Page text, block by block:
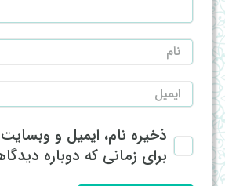
ذخیره نام، ایمیل و
برای زمانی که دوباره